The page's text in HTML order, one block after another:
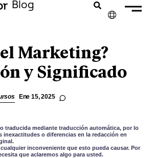
Blog
ENGLISH
FRANÇAIS
PORTUGUÊS
ITALIANO
el Marketing?
y Significado
Ene 15, 2025
traducida mediante traducción automática, por lo
inexactitudes o diferencias en la redacción en
inconveniente que esto pueda causar. Por
que aclaremos algo para usted.